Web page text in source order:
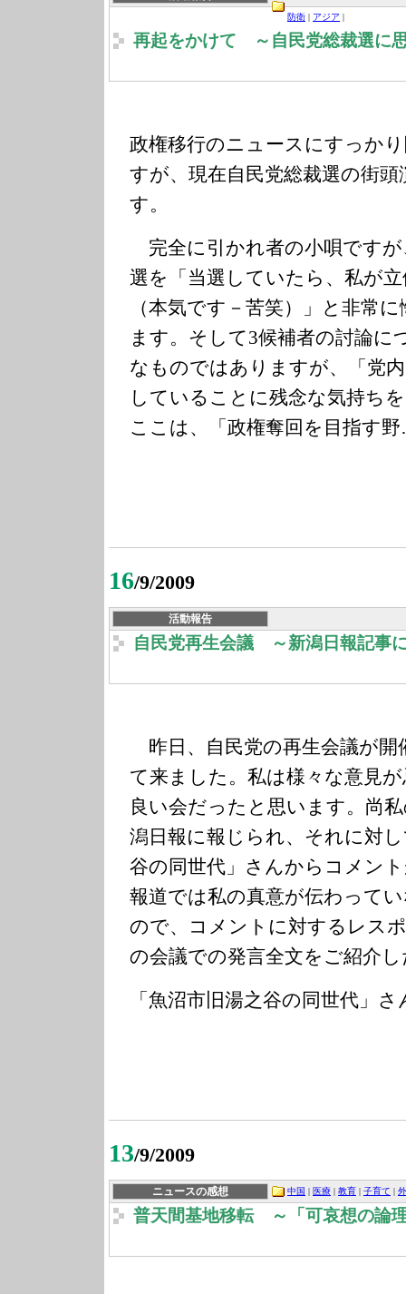
防衛 | アジア |
再起をかけて ～自民党総裁選に
政権移行のニュースにすっか
すが、現在自民党総裁選の街
す。
完全に引かれ者の小唄ですが
選を「当選していたら、私が
（本気です－苦笑）」と非常
ます。そして3候補者の討論に
なものではありますが、「党
していることに残念な気持ち
ここは、「政権奪回を目指す
16/9/2009
活動報告
自民党再生会議 ～新潟日報記事
昨日、自民党の再生会議が開
て来ました。私は様々な意見
良い会だったと思います。尚
潟日報に報じられ、それに対
谷の同世代」さんからコメン
報道では私の真意が伝わって
ので、コメントに対するレス
の会議での発言全文をご紹介
「魚沼市旧湯之谷の同世代」
13/9/2009
ニュースの感想 中国 | 医療 | 教育 | 子育て |
普天間基地移転 ～「可哀想の論